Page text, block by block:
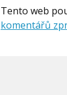
Tento web
komentářů